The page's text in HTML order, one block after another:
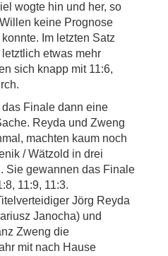
wogte hin und her, so
keine Prognose
Im letzten Satz
etwas mehr
sich knapp mit 11:6,
Finale dann eine
Reyda und Zweng
machten kaum noch
/ Wätzold in drei
Sie gewannen das Finale
11:9, 11:3.
Jörg Reyda
Janocha) und
Zweng die
mit nach Hause